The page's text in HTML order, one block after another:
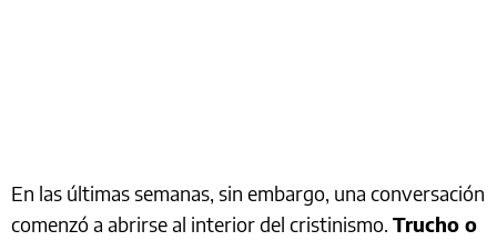
En las últimas semanas, sin embargo, una conversación
comenzó a abrirse al interior del cristinismo. Trucho o